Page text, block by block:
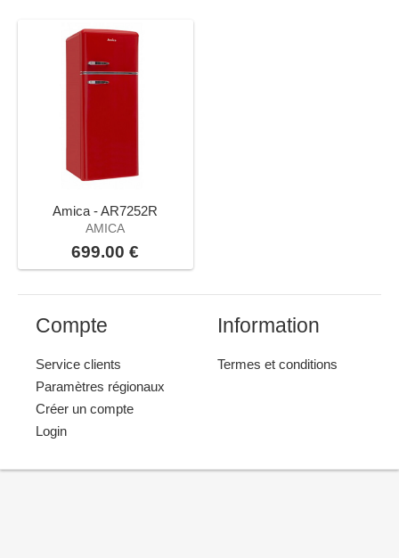
Amica - AR7252R
AMICA
699.00 €
Compte
Service clients
Paramètres régionaux
Créer un compte
Login
Information
Termes et conditions